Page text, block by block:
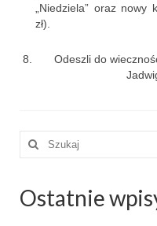
Wielka
Galerie 2025
26.06.2025
Galerie 2024
„Niedziela” oraz nowy
zł).
Odeszli do
Szuklaj
Ostatnie